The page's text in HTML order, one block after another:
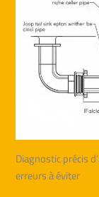
Diagnostic précis
erreurs à éviter